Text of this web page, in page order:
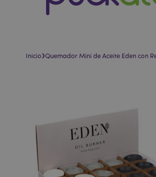
Inicio›Quemador Mini de Aceite Eden con
imágenes
imágenes